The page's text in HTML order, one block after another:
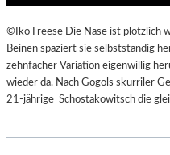
©Iko Freese Die Nase ist plötzlich
Beinen spaziert sie selbstständig
zehnfacher Variation eigenwillig
wieder da. Nach Gogols skurriler
21-jährige Schostakowitsch die